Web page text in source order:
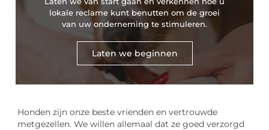
Honden zijn onze beste vrienden en vertrouwde
metgezellen. We willen allemaal dat ze goed verzorgd
lokale reclame kunt benutten om de groei
van uw onderneming te stimuleren.
Laten we beginnen